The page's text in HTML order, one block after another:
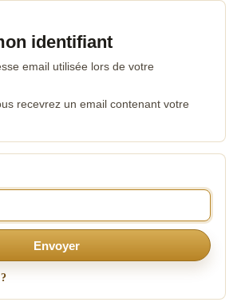
identifiant
email utilisée lors de votre
recevrez un email contenant votre
Envoyer